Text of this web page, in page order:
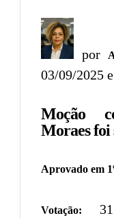
por
03/09/2025
Moção
Moraes foi
Aprovado em
Votação:
31